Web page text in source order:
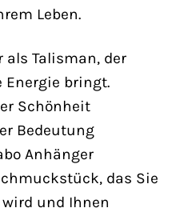
Leben.
als Talisman, der
Energie bringt.
Schönheit
Bedeutung
Anhänger
das Sie
und Ihnen